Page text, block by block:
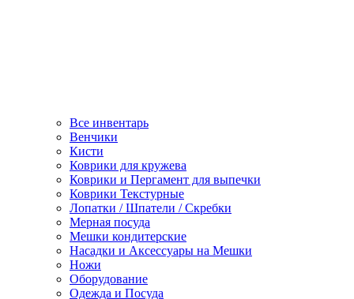
Все инвентарь
Венчики
Кисти
Коврики для кружева
Коврики и Пергамент для выпечки
Коврики Текстурные
Лопатки / Шпатели / Скребки
Мерная посуда
Мешки кондитерские
Насадки и Аксессуары на Мешки
Ножи
Оборудование
Одежда и Посуда